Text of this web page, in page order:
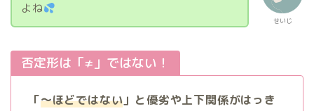
せいじ
よね
否定形は「≠」ではない！
「〜ほどではない 」と優劣や上下関係がはっき